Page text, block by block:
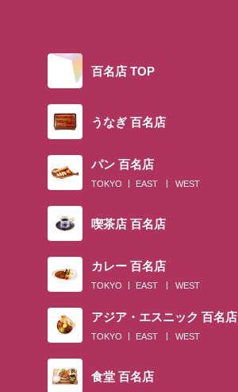
百名店 TOP
うなぎ 百名店
パン 百名店
TOKYO EAST WEST
喫茶店 百名店
カレー 百名店
TOKYO EAST WEST
アジア・エスニック 百名店
TOKYO EAST WEST
食堂 百名店